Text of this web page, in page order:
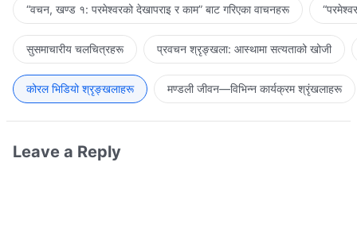
“वचन, खण्ड १: परमेश्‍वरको देखापराइ र काम” बाट गरिएका वाचनहरू
सुसमाचारीय चलचित्रहरू प्रवचन श्रृङ्खला: आस्थामा सत्यताको खोजी
कोरल भिडियो श्रृङ्खलाहरू मण्डली जीवन—विभिन्‍न कार्यक्रम श्रृंखलाहरू
Leave a Reply